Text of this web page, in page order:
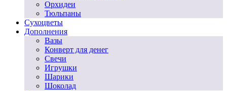
Орхидеи
Тюльпаны
Сухоцветы
Дополнения
Вазы
Конверт для денег
Свечи
Игрушки
Шарики
Шоколад